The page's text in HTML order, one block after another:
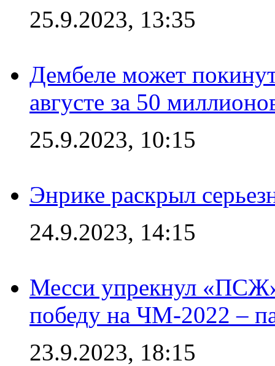
25.9.2023, 13:35
Дембеле может
августе за 50
25.9.2023, 10:15
Энрике раскрыл
24.9.2023, 14:15
Месси упрекнул «ПСЖ»
победу на ЧМ-2022 –
23.9.2023, 18:15